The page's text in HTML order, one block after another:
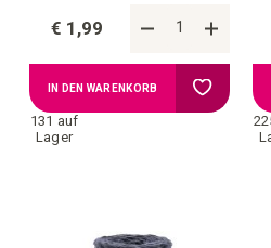
€ 1,99
131 auf
Lager
IN DEN WARENKORB Zur